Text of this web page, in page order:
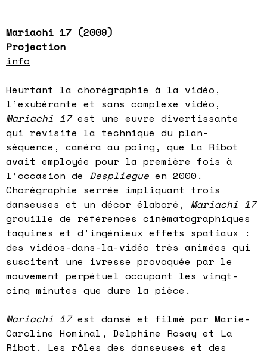
Mariachi 17 (2009)
Projection
info
Heurtant la chorégraphie à la vidéo,
l’exubérante et sans complexe vidéo,
Mariachi 17est une œuvre divertissante
qui revisite la technique du plan-
séquence, caméra au poing, que La Ribot
avait employée pour la première fois à
l’occasion de Despliegue en 2000.
Chorégraphie serrée impliquant trois
danseuses et un décor élaboré, Mariachi 17
grouille de références cinématographiques
taquines et d’ingénieux effets spatiaux :
des vidéos-dans-la-vidéo très animées qui
suscitent une ivresse provoquée par le
mouvement perpétuel occupant les vingt-
cinq minutes que dure la pièce.
Mariachi 17 est dansé et filmé par Marie-
Caroline Hominal, Delphine Rosay et La
Ribot. Les rôles des danseuses et des